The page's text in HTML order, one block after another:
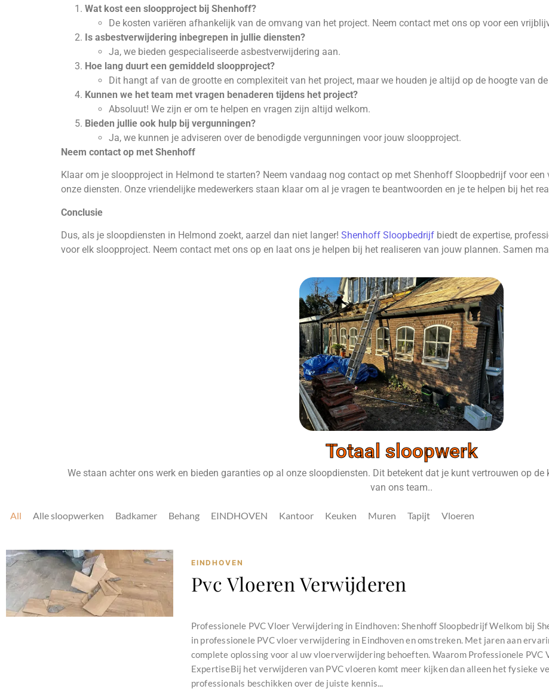
Wat kost een sloopproject bij Shenhoff?
De kosten variëren afhankelijk van de omvang van het project. Neem contact met ons op voor een
Is asbestverwijdering inbegrepen in jullie diensten?
Ja, we bieden gespecialiseerde asbestverwijdering aan.
Hoe lang duurt een gemiddeld sloopproject?
Dit hangt af van de grootte en complexiteit van het project, maar we houden je altijd op de hoogte van
Kunnen we het team met vragen benaderen tijdens het project?
Absoluut! We zijn er om te helpen en vragen zijn altijd welkom.
Bieden jullie ook hulp bij vergunningen?
Ja, we kunnen je adviseren over de benodigde vergunningen voor jouw sloopproject.
Neem contact op met Shenhoff
Klaar om je sloopproject in Helmond te starten? Neem vandaag nog contact op met Shenhoff Sloopbedrijf voor
onze diensten. Onze vriendelijke medewerkers staan klaar om al je vragen te beantwoorden en je te helpen bij het
Conclusie
Dus, als je sloopdiensten in Helmond zoekt, aarzel dan niet langer! Shenhoff Sloopbedrijf biedt de expertise,
voor elk sloopproject. Neem contact met ons op en laat ons je helpen bij het realiseren van jouw plannen. Samen
Totaal sloopwerk
We staan achter ons werk en bieden garanties op al onze sloopdiensten. Dit betekent dat je kunt vertrouwen op
van ons team..
All Alle sloopwerken Badkamer Behang EINDHOVEN Kantoor Keuken Muren Tapijt Vloeren
EINDHOVEN
Pvc Vloeren Verwijderen
Professionele PVC Vloer Verwijdering in Eindhoven: Shenhoff Sloopbedrijf Welkom bij
in professionele PVC vloer verwijdering in Eindhoven en omstreken. Met jaren aan
complete oplossing voor al uw vloerverwijdering behoeften. Waarom Professionele PVC
ExpertiseBij het verwijderen van PVC vloeren komt meer kijken dan alleen het fysieke
professionals beschikken over de juiste kennis...